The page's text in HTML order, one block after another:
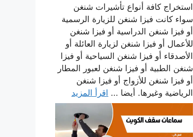
استخراج كافة أنواع تأشيرات شنغن
سواء كانت فيزا شنغن للزيارة الرسمية
أو فيزا شنغن الدراسية أو فيزا شنغن
للأعمال أو فيزا شنغن لزيارة العائلة أو
الأصدقاء أو فيزا شنغن السياحية أو فيزا
شنغن الطبية أو فيزا شنغن لعبور المطار
أو فيزا شنغن للأزواج أو فيزا شنغن
الرياضية وغيرها. أيضا ... اقرأ المزيد